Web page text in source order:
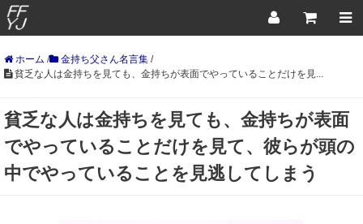
ホーム / 金持ち父さん名言集 /
貧乏な人は金持ちを見ても、金持ちが表面でやっていることだけを見...
貧乏な人は金持ちを見ても、金持ちが表面
でやっていることだけを見て、彼らが頭の
中でやっていることを見逃してしまう